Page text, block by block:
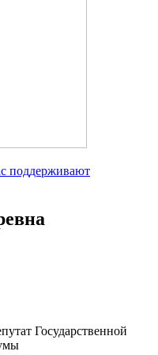
поддерживают
Государственной